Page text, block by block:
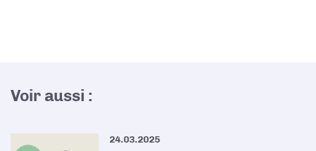
Voir aussi :
24.03.2025